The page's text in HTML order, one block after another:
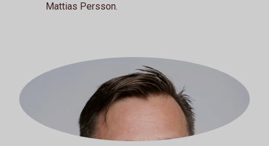
Mattias Persson.